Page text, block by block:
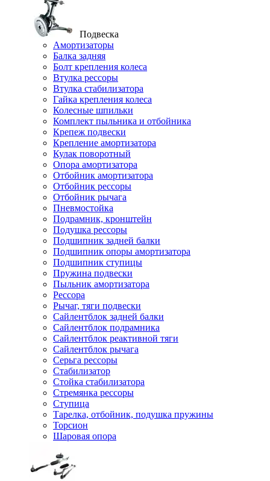
Подвеска
Амортизаторы
Балка задняя
Болт крепления колеса
Втулка рессоры
Втулка стабилизатора
Гайка крепления колеса
Колесные шпильки
Комплект пыльника и отбойника
Крепеж подвески
Крепление амортизатора
Кулак поворотный
Опора амортизатора
Отбойник амортизатора
Отбойник рессоры
Отбойник рычага
Пневмостойка
Подрамник, кронштейн
Подушка рессоры
Подшипник задней балки
Подшипник опоры амортизатора
Подшипник ступицы
Пружина подвески
Пыльник амортизатора
Рессора
Рычаг, тяги подвески
Сайлентблок задней балки
Сайлентблок подрамника
Сайлентблок реактивной тяги
Сайлентблок рычага
Серьга рессоры
Стабилизатор
Стойка стабилизатора
Стремянка рессоры
Ступица
Тарелка, отбойник, подушка пружины
Торсион
Шаровая опора